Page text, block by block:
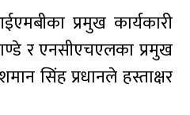
प्रमुख कार्यकारी
र एनसीएचएलका प्रमुख
सिंह प्रधानले हस्ताक्षर